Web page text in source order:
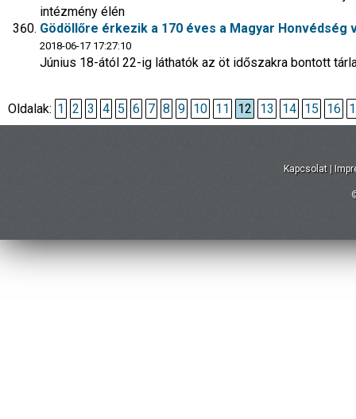
intézmény élén
Gödöllőre érkezik a 170 éves a Magyar Honvédség
2018-06-17 17:27:10
Június 18-ától 22-ig láthatók az öt időszakra bontott
Oldalak: 1 2 3 4 5 6 7 8 9 10 11 12 13 14 15 16
Kapcsolat |